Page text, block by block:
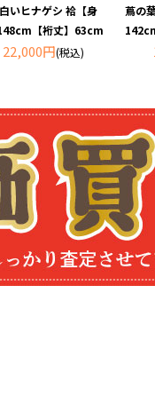
いヒナゲシ 袷【身
【裄丈】63cm
22,000円(税込)
蔦の